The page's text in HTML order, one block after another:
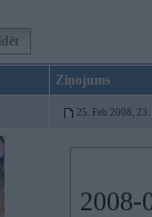
Ziņojums
25. Feb 2008,
2008-